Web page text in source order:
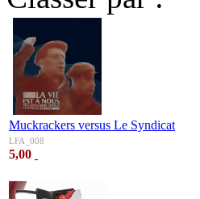
Muckrackers versus Le Syndicat
LFA_008
5,00